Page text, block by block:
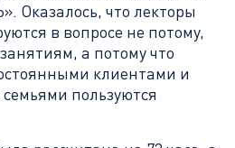
Оказалось, что лекторы
в вопросе не потому,
а потому что
клиентами и
пользуются